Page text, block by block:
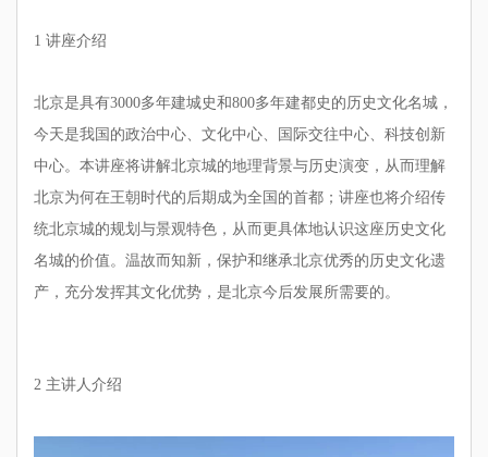
1 讲座介绍
北京是具有3000多年建城史和800多年建都史的历史文化名城，
今天是我国的政治中心、文化中心、国际交往中心、科技创新
中心。本讲座将讲解北京城的地理背景与历史演变，从而理解
北京为何在王朝时代的后期成为全国的首都；讲座也将介绍传
统北京城的规划与景观特色，从而更具体地认识这座历史文化
名城的价值。温故而知新，保护和继承北京优秀的历史文化遗
产，充分发挥其文化优势，是北京今后发展所需要的。
2 主讲人介绍